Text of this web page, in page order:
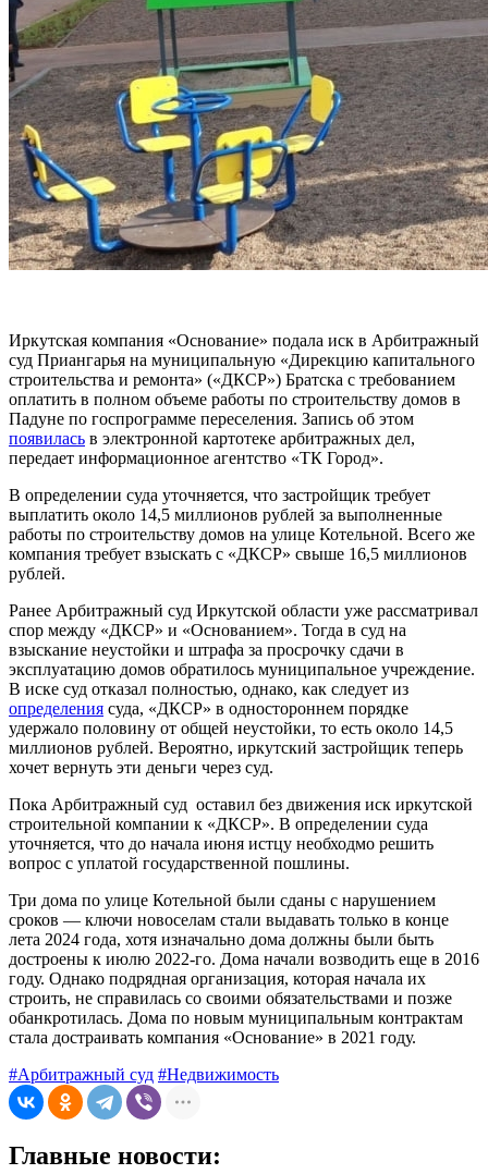
Иркутская компания «Основание» подала иск в Арбитражный
суд Приангарья на муниципальную «Дирекцию капитального
строительства и ремонта» («ДКСР») Братска с требованием
оплатить в полном объеме работы по строительству домов в
Падуне по госпрограмме переселения. Запись об этом
появилась в электронной картотеке арбитражных дел,
передает информационное агентство «ТК Город».
В определении суда уточняется, что застройщик требует
выплатить около 14,5 миллионов рублей за выполненные
работы по строительству домов на улице Котельной. Всего же
компания требует взыскать с «ДКСР» свыше 16,5 миллионов
рублей.
Ранее Арбитражный суд Иркутской области уже рассматривал
спор между «ДКСР» и «Основанием». Тогда в суд на
взыскание неустойки и штрафа за просрочку сдачи в
эксплуатацию домов обратилось муниципальное учреждение.
В иске суд отказал полностью, однако, как следует из
определения суда, «ДКСР» в одностороннем порядке
удержало половину от общей неустойки, то есть около 14,5
миллионов рублей. Вероятно, иркутский застройщик теперь
хочет вернуть эти деньги через суд.
Пока Арбитражный суд оставил без движения иск иркутской
строительной компании к «ДКСР». В определении суда
уточняется, что до начала июня истцу необходмо решить
вопрос с уплатой государственной пошлины.
Три дома по улице Котельной были сданы с нарушением
сроков — ключи новоселам стали выдавать только в конце
лета 2024 года, хотя изначально дома должны были быть
достроены к июлю 2022-го. Дома начали возводить еще в 2016
году. Однако подрядная организация, которая начала их
строить, не справилась со своими обязательствами и позже
обанкротилась. Дома по новым муниципальным контрактам
стала достраивать компания «Основание» в 2021 году.
#Арбитражный суд #Недвижимость
Главные новости: